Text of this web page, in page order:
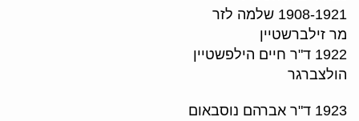
1908-1921 שלמה לזר
מר זילברשטיין
1922 ד"ר חיים הילפשטיין
הולצברגר
1923 ד"ר אברהם נוסבאום